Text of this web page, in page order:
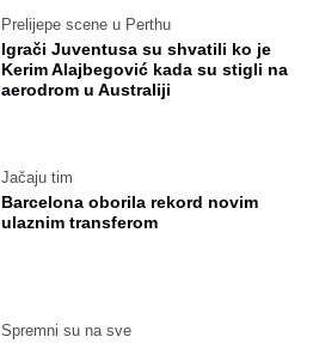
Prelijepe scene u Perthu
Igrači Juventusa su shvatili ko je
Kerim Alajbegović kada su stigli na
aerodrom u Australiji
Jačaju tim
Barcelona oborila rekord novim
ulaznim transferom
Spremni su na sve